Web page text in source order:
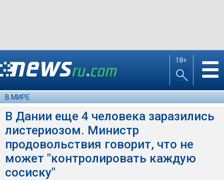
18+ ☰
В МИРЕ
В Дании еще 4 человека заразились
листериозом. Министр
продовольствия говорит, что не
может "контролировать каждую
сосиску"